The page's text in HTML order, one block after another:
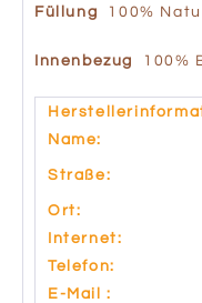
Füllung 100%
Innenbezug 100%
Name:
Straße:
Ort:
Internet:
Telefon:
E-Mail :